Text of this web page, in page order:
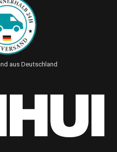
aus Deutschland